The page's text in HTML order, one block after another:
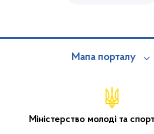
Мапа порталу
Міністерство молоді та